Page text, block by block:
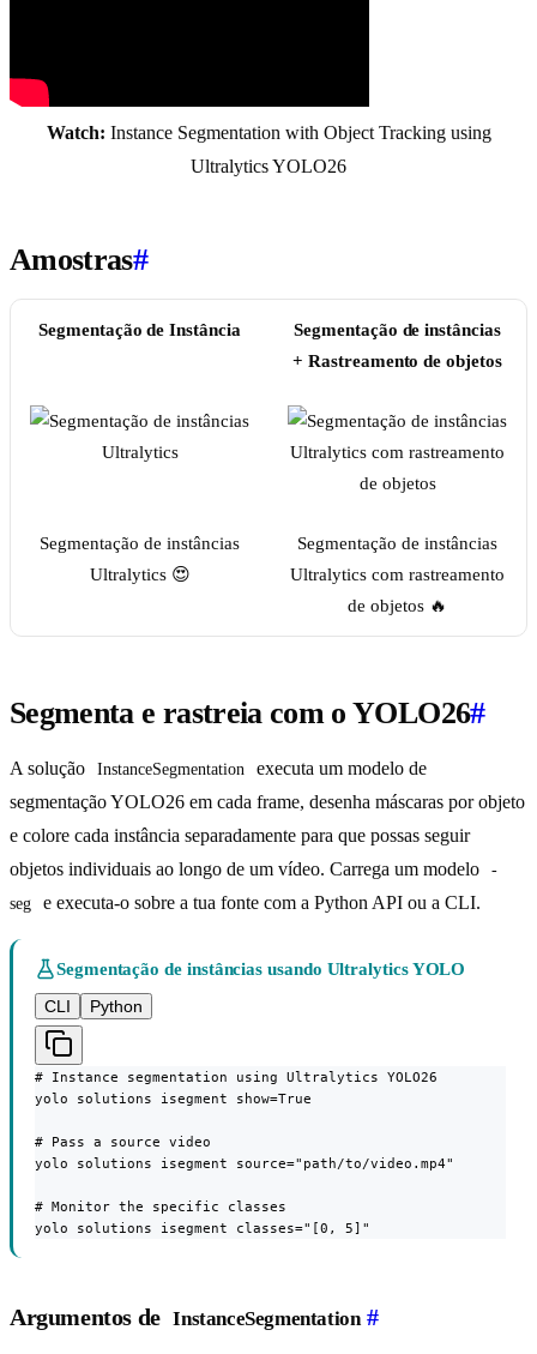
Watch: Instance Segmentation with Object Tracking using
Ultralytics YOLO26
Amostras#
Segmentação de Instância
Segmentação de instâncias
+ Rastreamento de objetos
Segmentação de instâncias
Ultralytics 😍
Segmentação de instâncias
Ultralytics com rastreamento
de objetos 🔥
Segmenta e rastreia com o YOLO26#
A solução InstanceSegmentation
executa um modelo de
segmentação YOLO26 em cada frame, desenha máscaras por objeto
e colore cada instância separadamente para que possas seguir
objetos individuais ao longo de um vídeo. Carrega um modelo
-
seg
e executa-o sobre a tua fonte com a Python API ou a CLI.
Segmentação de instâncias usando Ultralytics YOLO
CLI
Python
# Instance segmentation using Ultralytics YOLO26
yolo solutions isegment show=True
# Pass a source video
yolo solutions isegment source="path/to/video.mp4"
# Monitor the specific classes
yolo solutions isegment classes="[0, 5]"
Argumentos de InstanceSegmentation #